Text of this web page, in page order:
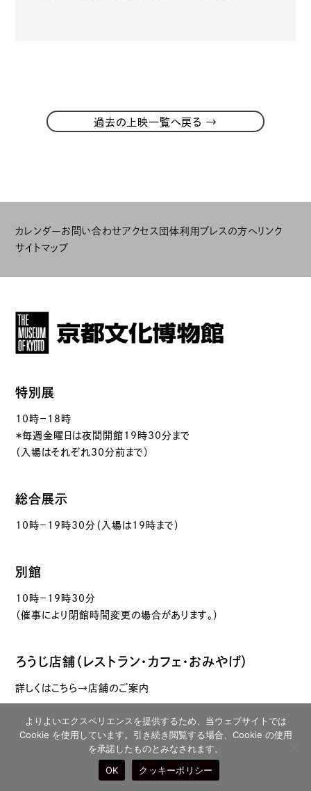
過去の上映一覧へ戻る →
よりよいエクスペリエンスを提供するため、当ウェブサイトでは
Cookie を使用しています。引き続き閲覧する場合、Cookie の使用
を承諾したものとみなされます。
OK
クッキーポリシー
カレンダーお問い合わせアクセス 団体利用 プレスの方へリンク
サイトマップ
特別展
10時－18時
＊毎週金曜日は夜間開館19時30分まで
（入場はそれぞれ30分前まで）
総合展示
10時－19時30分（入場は19時まで）
別館
10時－19時30分
（催事により閉館時間変更の場合があります。）
ろうじ店舗（レストラン・カフェ・おみやげ）
詳しくはこちら→店舗のご案内